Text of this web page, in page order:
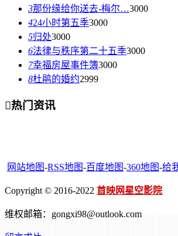
3那份缘给你送去-梅尔…3000
424小时第五季3000
5归处3000
6法律与秩序第二十五季3000
7幸福房屋事件簿3000
8杜鹃的婚约2999
热门资讯
网站地图-RSS地图-百度地图-360地图-给
Copyright © 2016-2022 首映网星空影院
维权邮箱：gongxi98@outlook.com